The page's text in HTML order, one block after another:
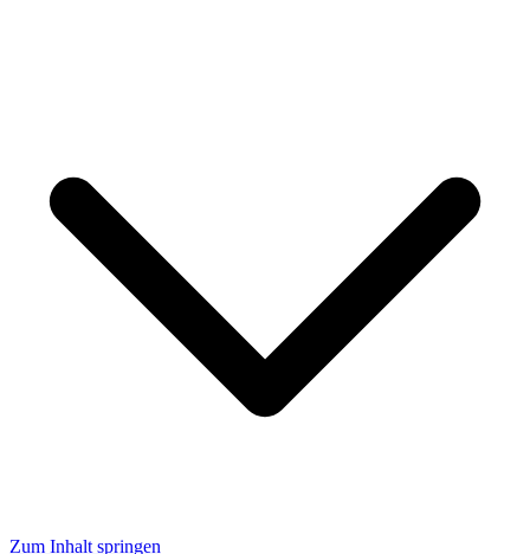
Zum Inhalt springen